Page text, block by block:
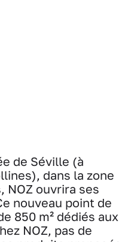
de Séville (à
dans la zone
NOZ ouvrira ses
nouveau point de
850 m² dédiés aux
NOZ, pas de